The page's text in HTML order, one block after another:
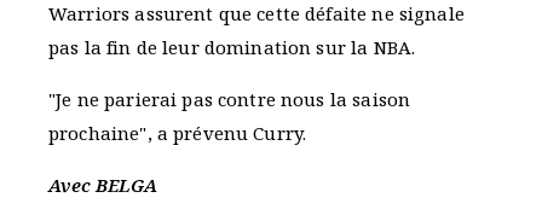
Warriors assurent que cette défaite ne signale
pas la fin de leur domination sur la NBA.
"Je ne parierai pas contre nous la saison
prochaine", a prévenu Curry.
Avec BELGA